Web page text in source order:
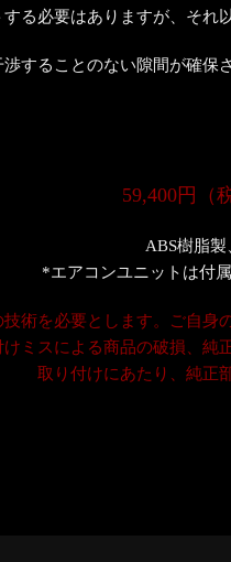
る必要はありますが、それ
することのない隙間が確保
59,400円（
ABS樹脂
*エアコンユニットは付
術を必要とします。ご自身
けミスによる商品の破損、純
取り付けにあたり、純正